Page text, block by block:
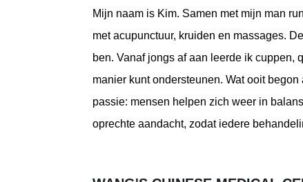
Mijn naam is Kim. Samen met mijn man
met acupunctuur, kruiden en massages.
ben. Vanaf jongs af aan leerde ik cuppen,
manier kunt ondersteunen. Wat ooit
passie: mensen helpen zich weer in
oprechte aandacht, zodat iedere